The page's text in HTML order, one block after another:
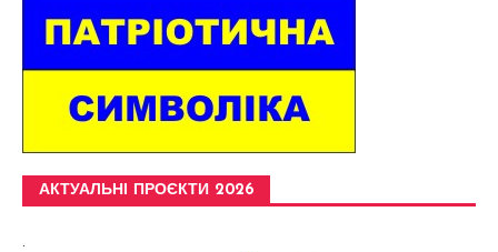
АКТУАЛЬНІ ПРОЄКТИ 2026
.